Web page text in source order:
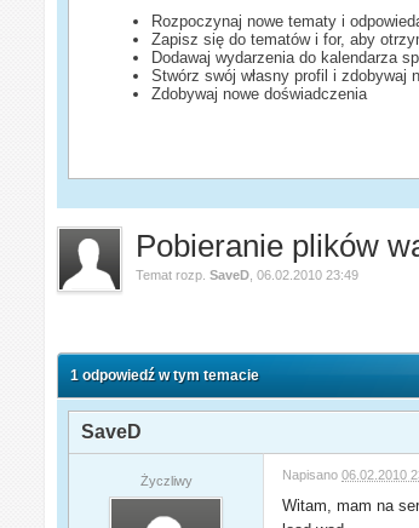
Rozpoczynaj nowe tematy i
Zapisz się do tematów i for, aby
Dodawaj wydarzenia do kalendarza
Stwórz swój własny profil i zdobywaj
Zdobywaj nowe doświadczenia
Pobieranie plików
Temat rozp.SaveD ,06.02.2010 23:49
1 odpowiedź w tym temacie
SaveD
Życzliwy Napisano06.02.2010
Witam, mam na